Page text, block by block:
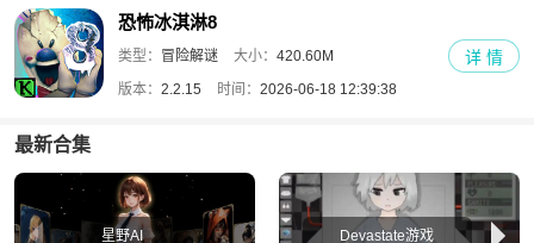
恐怖冰淇淋8
类型： 冒险解谜 大小： 420.60M
版本： 2.2.15 时间： 2026-06-18 12:39:38
详 情
最新合集
星野AI Devastate游戏